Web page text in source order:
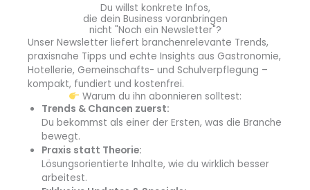
Partner am Freitag nach Köln. Referenten wie Yves
Preissler, Judith Cartwright, Pooja Shah-Mulani und
Stewart Miller liefern Insights zur Gestaltung von Fitness-
und Wellnessbereichen, digitalen Fitnessangeboten in
Hotels sowie der erfolgreichen Transformation von
Fitness- und Wellnessbereichen in Revenue-Center.
Trends aus Wellness & Spa
Um den Blick zielgerichtet nach vorne werfen zu können,
braucht es zunächst eine verlässliche Analyse des Status
quo. Diese liefert das Programm am Samstag. Namhafte
Du willst konkrete Infos,
die dein Business voranbringen
nicht "Noch ein Newsletter"?
Unser Newsletter liefert branchenrelevante Trends,
praxisnahe Tipps und echte Insights aus Gastronomie,
Hotellerie, Gemeinschafts- und Schulverpflegung –
kompakt, fundiert und kostenfrei.
Warum du ihn abonnieren solltest:
Trends & Chancen zuerst:
Du bekommst als einer der Ersten, was die Branche
bewegt.
Praxis statt Theorie:
Lösungsorientierte Inhalte, wie du wirklich besser
arbeitest.